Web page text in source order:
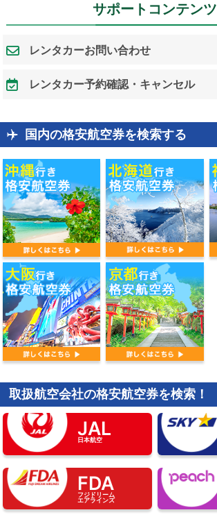
サポートコンテンツ
レンタカーお問い合わせ
レンタカー予約確認・キャンセル
国内の格安航空券を検索する
取扱航空会社の格安航空券を検索！
JAL
日本航空
FDA
フジドリーム
エアラインズ